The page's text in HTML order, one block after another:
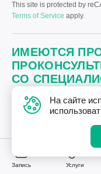
This site is protected by
Terms of Service apply.
ИМЕЮТСЯ
СО
© 2008–2026 Сеть
Политика «Бест Клиник»
Дизайн разработка сайта
Запись Услуги
На сайте